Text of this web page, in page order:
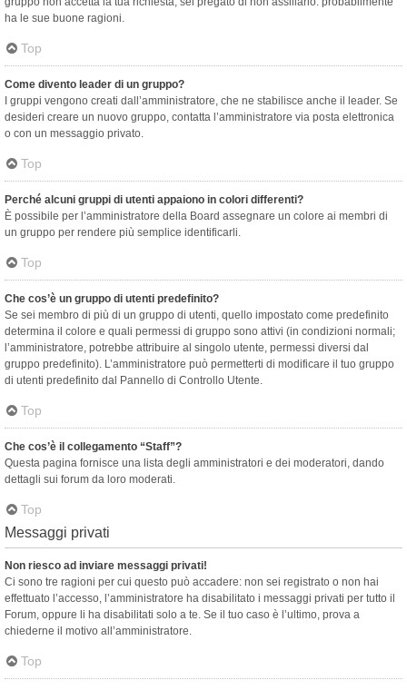
ha le sue buone ragioni.
Top
Come divento leader di un gruppo?
I gruppi vengono creati dall’amministratore, che ne stabilisce anche il leader. Se
desideri creare un nuovo gruppo, contatta l’amministratore via posta elettronica
o con un messaggio privato.
Top
Perché alcuni gruppi di utenti appaiono in colori differenti?
È possibile per l’amministratore della Board assegnare un colore ai membri di
un gruppo per rendere più semplice identificarli.
Top
Che cos’è un gruppo di utenti predefinito?
Se sei membro di più di un gruppo di utenti, quello impostato come predefinito
determina il colore e quali permessi di gruppo sono attivi (in condizioni normali;
l’amministratore, potrebbe attribuire al singolo utente, permessi diversi dal
gruppo predefinito). L’amministratore può permetterti di modificare il tuo gruppo
di utenti predefinito dal Pannello di Controllo Utente.
Top
Che cos’è il collegamento “Staff”?
Questa pagina fornisce una lista degli amministratori e dei moderatori, dando
dettagli sui forum da loro moderati.
Top
Messaggi privati
Non riesco ad inviare messaggi privati!
Ci sono tre ragioni per cui questo può accadere: non sei registrato o non hai
effettuato l’accesso, l’amministratore ha disabilitato i messaggi privati per tutto il
Forum, oppure li ha disabilitati solo a te. Se il tuo caso è l’ultimo, prova a
chiederne il motivo all’amministratore.
Top